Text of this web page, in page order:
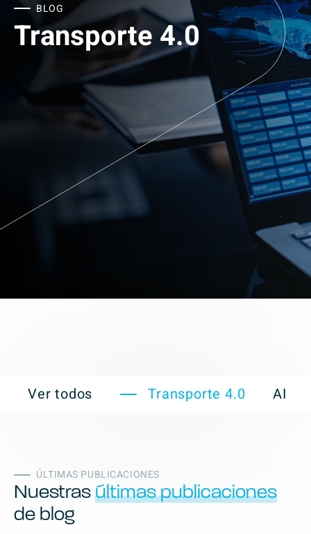
BLOG
Transporte 4.0
Ver todos Transporte 4.0 AI
ÚLTIMAS PUBLICACIONES
Nuestras últimas publicaciones
de blog